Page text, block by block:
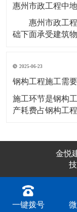
一、园林绿化工
惠州市政工程中
惠州市政工程
础下面承受建筑
基础传递的上部
筑物安全、正常
2025-06-23
钢构工程施工需
施工环节是钢构
产耗费占钢构工
列一些层面开展
金悦
一键拨号